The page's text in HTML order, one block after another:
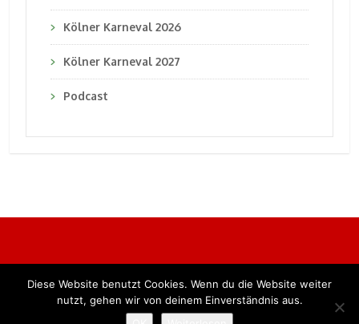
Kölner Karneval 2026
Kölner Karneval 2027
Podcast
Alle Rechte vorbehalten. BKB Verlag GmbH
Diese Website benutzt Cookies. Wenn du die Website weiter
nutzt, gehen wir von deinem Einverständnis aus.